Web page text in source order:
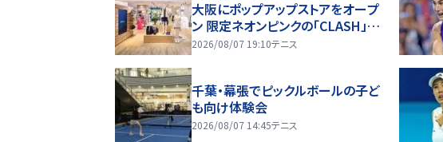
大阪にポップアップストアをオープ
ン 限定ネオンピンクの「CLASH」や
洗練されたスポーツウェアを展開
2026/08/07 19:10テニス
千葉・幕張でピックルボールの子ど
も向け体験会
2026/08/07 14:45テニス